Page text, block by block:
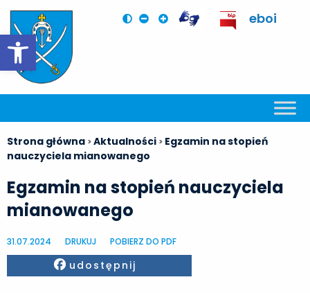
Otwórz pasek narzędzi
eboi
Strona główna >Aktualności > Egzamin na stopień
nauczyciela mianowanego
Egzamin na stopień nauczyciela
mianowanego
31.07.2024 DRUKUJ POBIERZ DO PDF
Facebook
udostępnij